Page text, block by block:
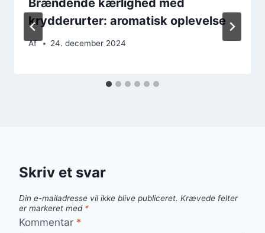
krydderurter: aromatisk oplevelse
Af 24. december 2024
Skriv et svar
Din e-mailadresse vil ikke blive publiceret. Krævede felter
er markeret med *
Kommentar *